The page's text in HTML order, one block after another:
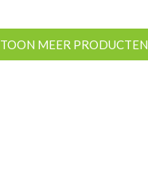
TOON MEER PRODUCTEN